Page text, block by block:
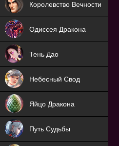
Королевство Вечности
Одиссея Дракона
NEW
Тень Дао
NEW
Небесный Свод
NEW
Яйцо Дракона
NEW
Путь Судьбы
NEW
ХИТ